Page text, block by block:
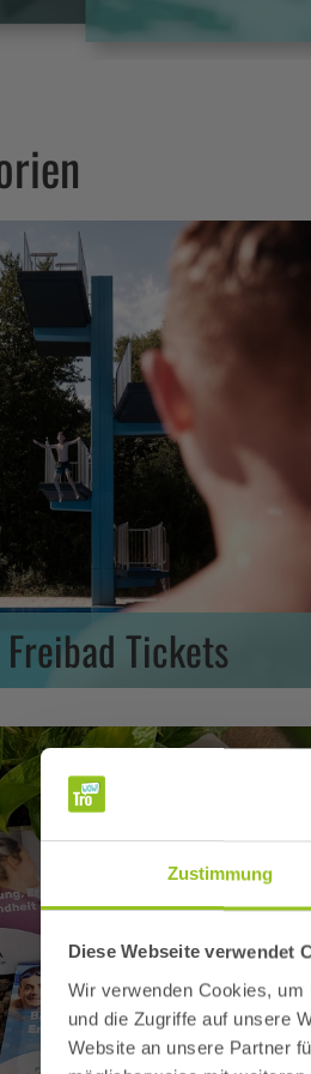
Zustimmung
Diese Webseite verwendet
Wir verwenden Cookies,
und die Zugriffe auf unsere
Website an unsere Partner
Freibad Tickets